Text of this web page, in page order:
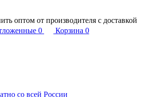
оптом от производителя с доставкой
0 Корзина 0
со всей России